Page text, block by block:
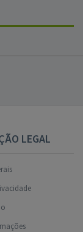
LEGAL